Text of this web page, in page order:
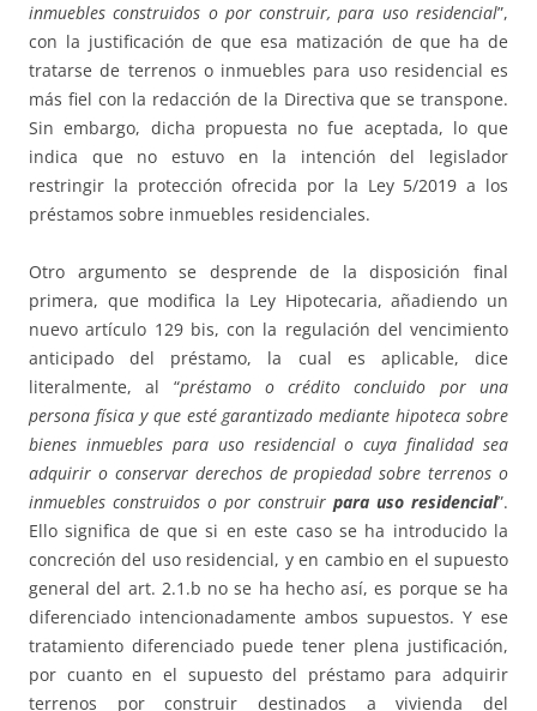
inmuebles construidos o por construir, para uso residencial”,
con la justificación de que esa matización de que ha de
tratarse de terrenos o inmuebles para uso residencial es
más fiel con la redacción de la Directiva que se transpone.
Sin embargo, dicha propuesta no fue aceptada, lo que
indica que no estuvo en la intención del legislador
restringir la protección ofrecida por la Ley 5/2019 a los
préstamos sobre inmuebles residenciales.
Otro argumento se desprende de la disposición final
primera, que modifica la Ley Hipotecaria, añadiendo un
nuevo artículo 129 bis, con la regulación del vencimiento
anticipado del préstamo, la cual es aplicable, dice
literalmente, al “préstamo o crédito concluido por una
persona física y que esté garantizado mediante hipoteca sobre
bienes inmuebles para uso residencial o cuya finalidad sea
adquirir o conservar derechos de propiedad sobre terrenos o
inmuebles construidos o por construir para uso residencial”.
Ello significa de que si en este caso se ha introducido la
concreción del uso residencial, y en cambio en el supuesto
general del art. 2.1.b no se ha hecho así, es porque se ha
diferenciado intencionadamente ambos supuestos. Y ese
tratamiento diferenciado puede tener plena justificación,
por cuanto en el supuesto del préstamo para adquirir
terrenos por construir destinados a vivienda del